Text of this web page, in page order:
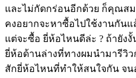
และไม่กัดกร่อนอีกด้วย ก็คุณส
คงอยากจะหาซื้อไปใช้งานกันแ
แต่จะซื้อ ยี่ห้อไหนดีล่ะ ? ถ้ายังงั้
ยี่ห้อด้านล่างที่ทางผมนำมารีวิ
สักยี่ห้อไหนที่ทำให้สนใจกัน จน